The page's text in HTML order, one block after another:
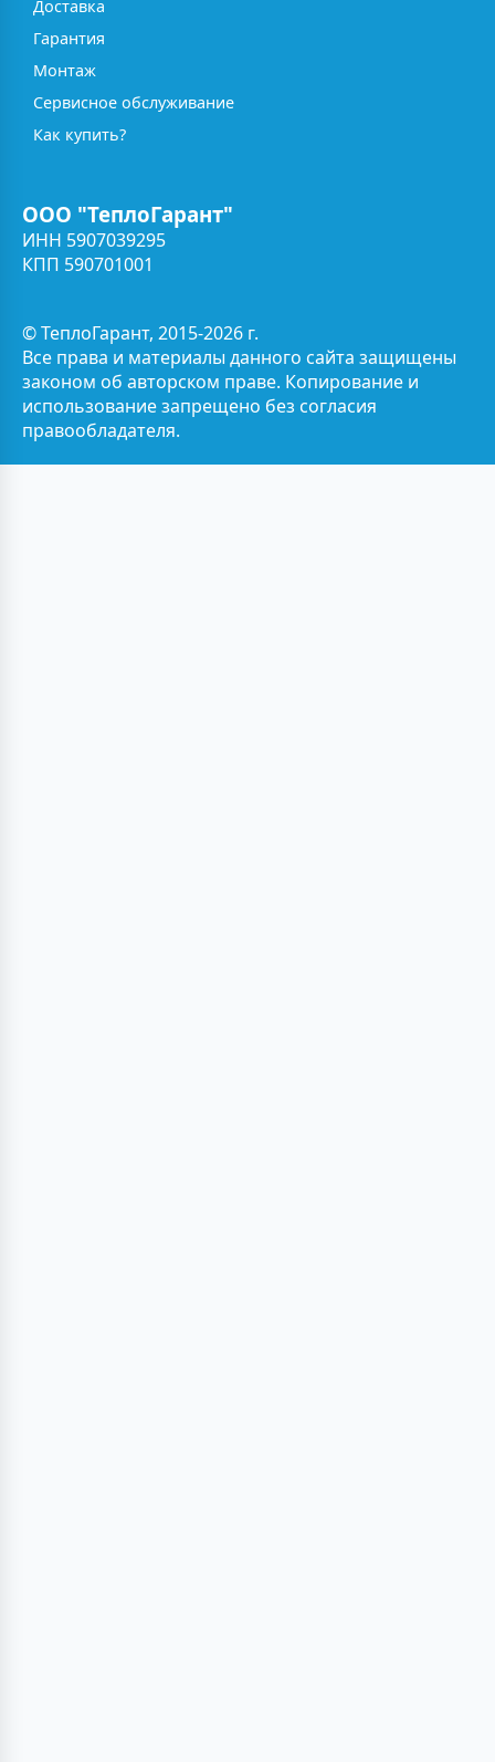
Доставка
Гарантия
Монтаж
Сервисное обслуживание
Как купить?
ООО "ТеплоГарант"
ИНН 5907039295
КПП 590701001
© ТеплоГарант, 2015-2026 г.
Все права и материалы данного сайта защищены
законом об авторском праве. Копирование и
использование запрещено без согласия
правообладателя.